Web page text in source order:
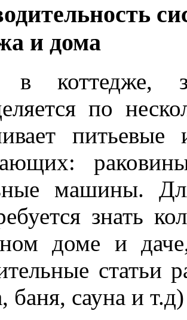
и дома
в коттедже,
по
питьевые
машины.
знать
доме и
статьи
баня, сауна и т.д)